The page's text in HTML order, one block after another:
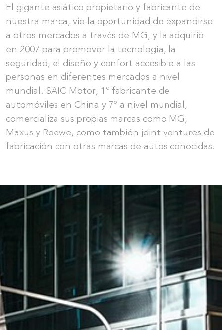
El gigante asiático propietario y fabricante de
nuestra marca, vio la oportunidad de expandirse
a otros mercados a través de MG, y la adquirió
en 2007 para promover la tecnología, la
seguridad, el diseño y confort accesible a las
personas en diferentes mercados a nivel
mundial. SAIC Motor, 1º fabricante de
automóviles en China y 7º a nivel mundial,
comercializa sus propias marcas como MG,
Maxus y Roewe, como también joint ventures de
fabricación con otras marcas de autos conocidas.